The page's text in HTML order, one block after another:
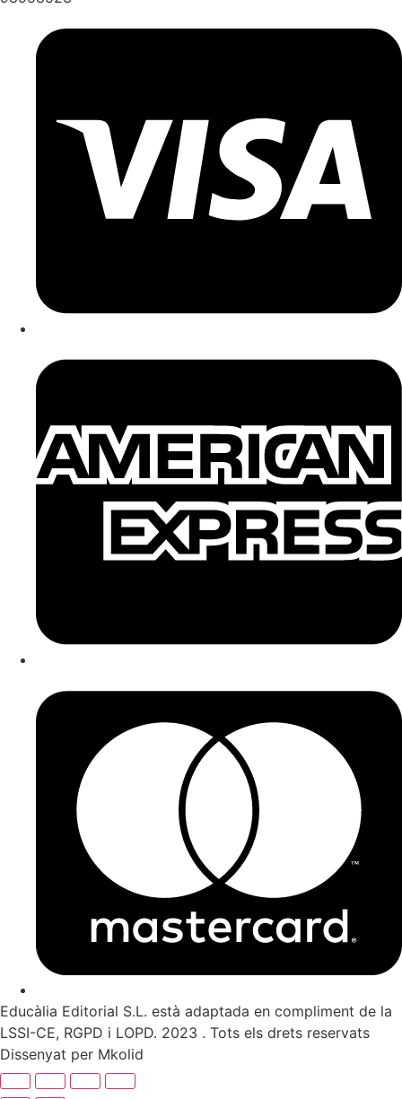
Educàlia Editorial S.L. està adaptada en compliment de la
LSSI-CE, RGPD i LOPD. 2023 . Tots els drets reservats
Dissenyat per Mkolid